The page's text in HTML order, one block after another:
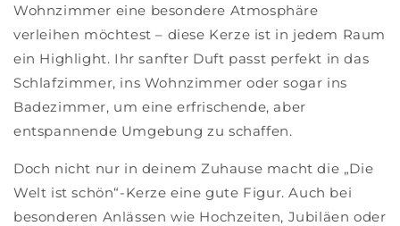
Wohnzimmer eine besondere Atmosphäre
verleihen möchtest – diese Kerze ist in jedem Raum
ein Highlight. Ihr sanfter Duft passt perfekt in das
Schlafzimmer, ins Wohnzimmer oder sogar ins
Badezimmer, um eine erfrischende, aber
entspannende Umgebung zu schaffen.
Doch nicht nur in deinem Zuhause macht die „Die
Welt ist schön“-Kerze eine gute Figur. Auch bei
besonderen Anlässen wie Hochzeiten, Jubiläen oder